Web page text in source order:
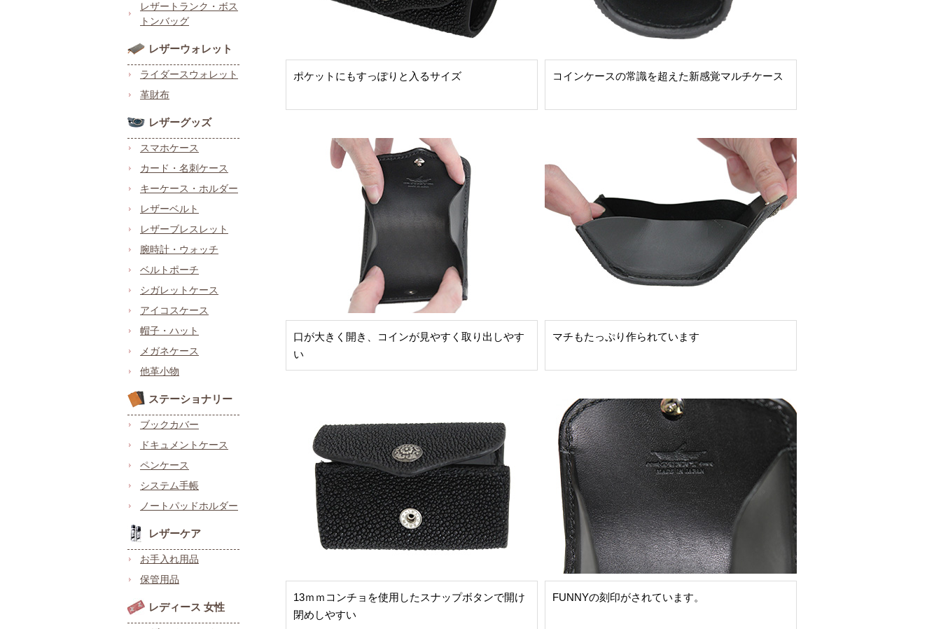
レザートランク・ボス
トンバッグ
レザーウォレット
ライダースウォレット
革財布
レザーグッズ
スマホケース
カード・名刺ケース
キーケース・ホルダー
レザーベルト
レザーブレスレット
腕時計・ウォッチ
ベルトポーチ
シガレットケース
アイコスケース
帽子・ハット
メガネケース
他革小物
ステーショナリー
ブックカバー
ドキュメントケース
ペンケース
システム手帳
ノートパッドホルダー
レザーケア
お手入れ用品
保管用品
レディース 女性
ポケットにもすっぽりと入るサイズ コインケースの常識を超えた新感覚マルチケース
口が大きく開き、コインが見やすく取り出しやす
い
マチもたっぷり作られています
13ｍｍコンチョを使用したスナップボタンで開け
閉めしやすい
FUNNYの刻印がされています。